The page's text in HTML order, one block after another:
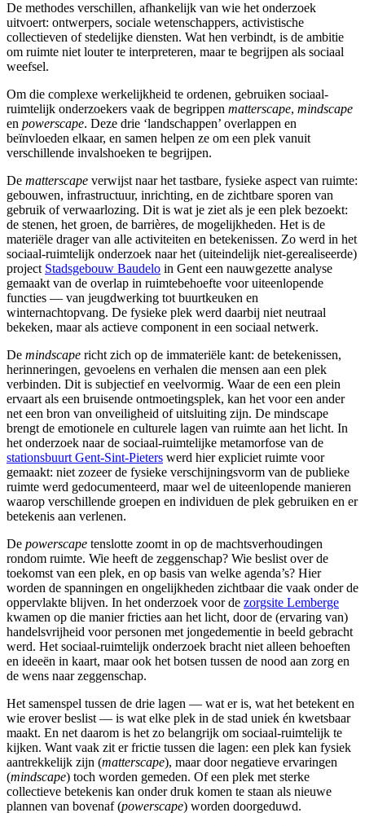
De methodes verschillen, afhankelijk van wie het onderzoek
uitvoert: ontwerpers, sociale wetenschappers, activistische
collectieven of stedelijke diensten. Wat hen verbindt, is de ambitie
om ruimte niet louter te interpreteren, maar te begrijpen als sociaal
weefsel.
Om die complexe werkelijkheid te ordenen, gebruiken sociaal-
ruimtelijk onderzoekers vaak de begrippen matterscape, mindscape
en powerscape. Deze drie ‘landschappen’ overlappen en
beïnvloeden elkaar, en samen helpen ze om een plek vanuit
verschillende invalshoeken te begrijpen.
De matterscape verwijst naar het tastbare, fysieke aspect van ruimte:
gebouwen, infrastructuur, inrichting, en de zichtbare sporen van
gebruik of verwaarlozing. Dit is wat je ziet als je een plek bezoekt:
de stenen, het groen, de barrières, de mogelijkheden. Het is de
materiële drager van alle activiteiten en betekenissen. Zo werd in het
sociaal-ruimtelijk onderzoek naar het (uiteindelijk niet-gerealiseerde)
project Stadsgebouw Baudelo in Gent een nauwgezette analyse
gemaakt van de overlap in ruimtebehoefte voor uiteenlopende
functies — van jeugdwerking tot buurtkeuken en
winternachtopvang. De fysieke plek werd daarbij niet neutraal
bekeken, maar als actieve component in een sociaal netwerk.
De mindscape richt zich op de immateriële kant: de betekenissen,
herinneringen, gevoelens en verhalen die mensen aan een plek
verbinden. Dit is subjectief en veelvormig. Waar de een een plein
ervaart als een bruisende ontmoetingsplek, kan het voor een ander
net een bron van onveiligheid of uitsluiting zijn. De mindscape
brengt de emotionele en culturele lagen van ruimte aan het licht. In
het onderzoek naar de sociaal-ruimtelijke metamorfose van de
stationsbuurt Gent-Sint-Pieters werd hier expliciet ruimte voor
gemaakt: niet zozeer de fysieke verschijningsvorm van de publieke
ruimte werd gedocumenteerd, maar wel de uiteenlopende manieren
waarop verschillende groepen en individuen de plek gebruiken en er
betekenis aan verlenen.
De powerscape tenslotte zoomt in op de machtsverhoudingen
rondom ruimte. Wie heeft de zeggenschap? Wie beslist over de
toekomst van een plek, en op basis van welke agenda’s? Hier
worden de spanningen en ongelijkheden zichtbaar die vaak onder de
oppervlakte blijven. In het onderzoek voor de zorgsite Lemberge
kwamen op die manier fricties aan het licht, door de (ervaring van)
handelsvrijheid voor personen met jongedementie in beeld gebracht
werd. Het sociaal-ruimtelijk onderzoek bracht niet alleen behoeften
en ideeën in kaart, maar ook het botsen tussen de nood aan zorg en
de wens naar zeggenschap.
Het samenspel tussen de drie lagen — wat er is, wat het betekent en
wie erover beslist — is wat elke plek in de stad uniek én kwetsbaar
maakt. En net daarom is het zo belangrijk om sociaal-ruimtelijk te
kijken. Want vaak zit er frictie tussen die lagen: een plek kan fysiek
aantrekkelijk zijn (matterscape), maar door negatieve ervaringen
(mindscape) toch worden gemeden. Of een plek met sterke
collectieve betekenis kan onder druk komen te staan als nieuwe
plannen van bovenaf (powerscape) worden doorgeduwd.